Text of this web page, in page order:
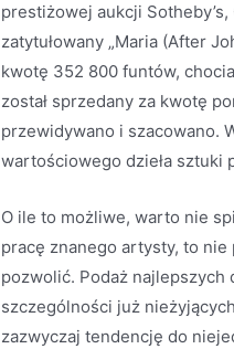
prestiżowej aukcji
zatytułowany „Maria (After
kwotę 352 800 funtów,
został sprzedany za kwotę
przewidywano i szacowano.
wartościowego dzieła sztuki
O ile to możliwe, warto nie
pracę znanego artysty, to
pozwolić. Podaż najlepszych
szczególności już
zazwyczaj tendencję do